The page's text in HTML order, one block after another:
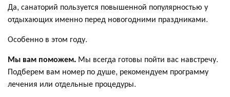
Да, санаторий пользуется повышенной популярностью у
отдыхающих именно перед новогодними праздниками.
Особенно в этом году.
Мы вам поможем. Мы всегда готовы пойти вас навстречу.
Подберем вам номер по душе, рекомендуем программу
лечения или отдельные процедуры.